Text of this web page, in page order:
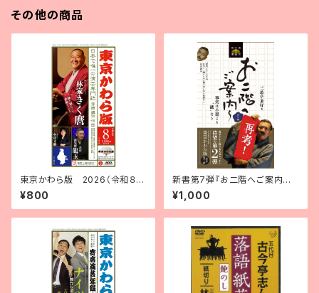
その他の商品
東京かわら版 2026（令和８）
年８月号
¥800
新書第7弾『お二階へご案内～
2』三遊亭兼好・著
¥1,000